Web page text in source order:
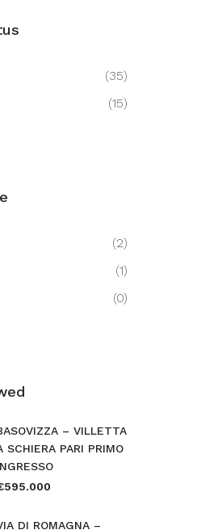
(35)
(15)
(2)
(1)
(0)
– VILLETTA
SCHIERA PARI PRIMO
DI ROMAGNA –